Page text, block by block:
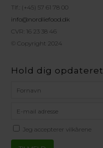
Tlf.: (+45) 57 61 78 00
info@nordliefood.dk
CVR: 16 23 38 46
© Copyright 2024
Hold dig opdateret
Jeg accepterer vilkårene